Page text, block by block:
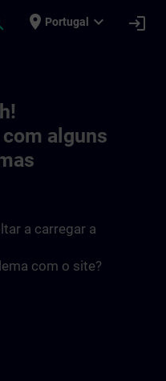
place Portugal expand_more login
alguns
a carregar a
com o site?